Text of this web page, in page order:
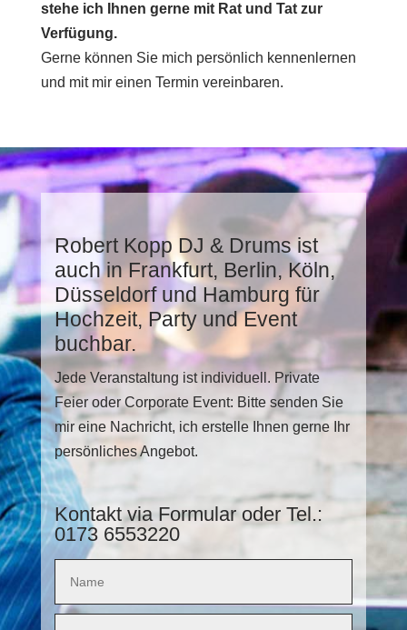
stehe ich Ihnen gerne mit Rat und Tat zur
Verfügung.
Gerne können Sie mich persönlich kennenlernen
und mit mir einen Termin vereinbaren.
Robert Kopp DJ & Drums ist
auch in Frankfurt, Berlin, Köln,
Düsseldorf und Hamburg für
Hochzeit, Party und Event
buchbar.
Jede Veranstaltung ist individuell. Private
Feier oder Corporate Event: Bitte senden Sie
mir eine Nachricht, ich erstelle Ihnen gerne Ihr
persönliches Angebot.
Kontakt via Formular oder Tel.:
0173 6553220